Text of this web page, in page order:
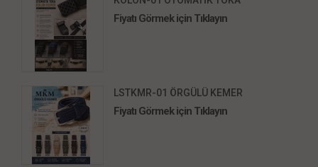
Fiyatı Görmek için Tıklayın
LSTKMR-01 ÖRGÜLÜ KEMER
Fiyatı Görmek için Tıklayın